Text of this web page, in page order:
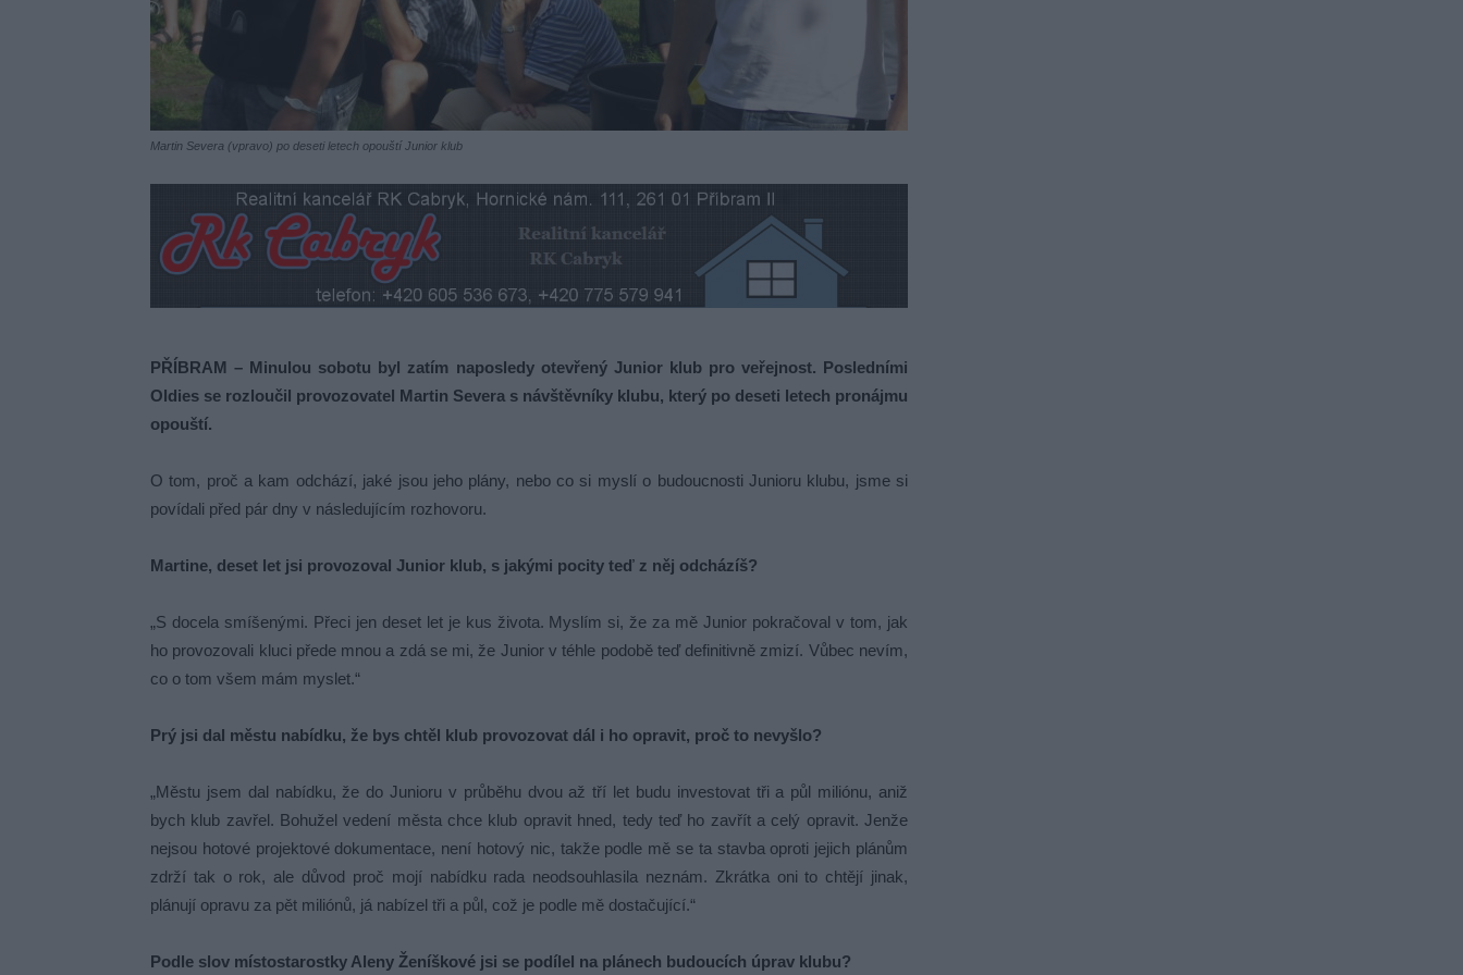
Martin Severa (vpravo) po deseti letech opouští Junior klub
PŘÍBRAM – Minulou sobotu byl zatím naposledy otevřený Junior klub pro veřejnost. Posledními
Oldies se rozloučil provozovatel Martin Severa s návštěvníky klubu, který po deseti letech pronájmu
opouští.
O tom, proč a kam odchází, jaké jsou jeho plány, nebo co si myslí o budoucnosti Junioru klubu, jsme si
povídali před pár dny v následujícím rozhovoru.
Martine, deset let jsi provozoval Junior klub, s jakými pocity teď z něj odcházíš?
„S docela smíšenými. Přeci jen deset let je kus života. Myslím si, že za mě Junior pokračoval v tom, jak
ho provozovali kluci přede mnou a zdá se mi, že Junior v téhle podobě teď definitivně zmizí. Vůbec nevím,
co o tom všem mám myslet.“
Prý jsi dal městu nabídku, že bys chtěl klub provozovat dál i ho opravit, proč to nevyšlo?
„Městu jsem dal nabídku, že do Junioru v průběhu dvou až tří let budu investovat tři a půl miliónu, aniž
bych klub zavřel. Bohužel vedení města chce klub opravit hned, tedy teď ho zavřít a celý opravit. Jenže
nejsou hotové projektové dokumentace, není hotový nic, takže podle mě se ta stavba oproti jejich plánům
zdrží tak o rok, ale důvod proč mojí nabídku rada neodsouhlasila neznám. Zkrátka oni to chtějí jinak,
plánují opravu za pět miliónů, já nabízel tři a půl, což je podle mě dostačující.“
Podle slov místostarostky Aleny Ženíškové jsi se podílel na plánech budoucích úprav klubu?